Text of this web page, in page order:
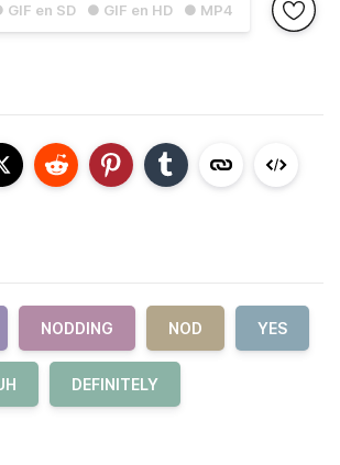
GIF en SD ● GIF en HD ● MP4
NODDING NOD YES
DEFINITELY